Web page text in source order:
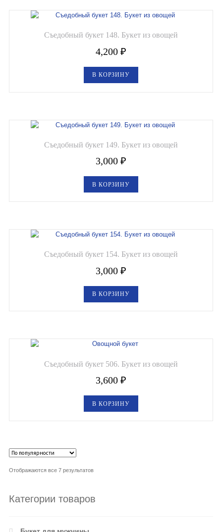
Съедобный букет 148. Букет из овощей
4,200 ₽
В КОРЗИНУ
Съедобный букет 149. Букет из овощей
3,000 ₽
В КОРЗИНУ
Съедобный букет 154. Букет из овощей
3,000 ₽
В КОРЗИНУ
Съедобный букет 506. Букет из овощей
3,600 ₽
В КОРЗИНУ
Отображаются все 7 результатов
Категории товаров